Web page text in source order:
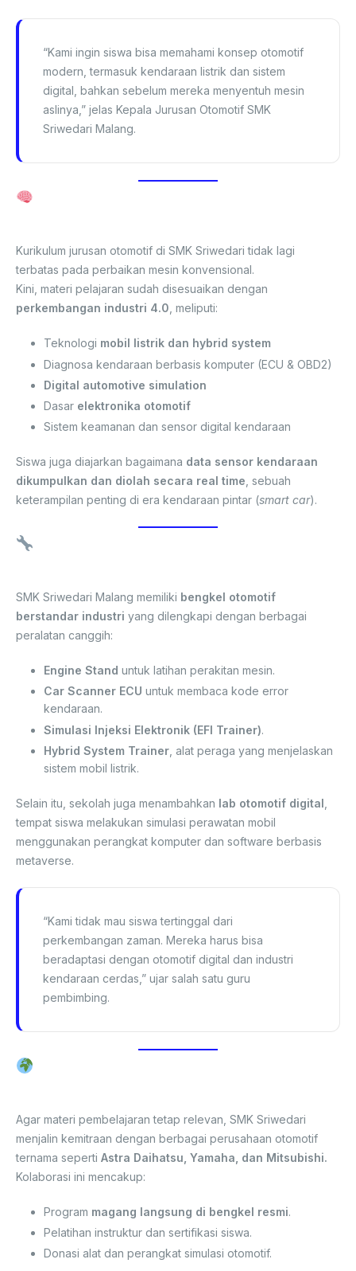
“Kami ingin siswa bisa memahami konsep otomotif
modern, termasuk kendaraan listrik dan sistem
digital, bahkan sebelum mereka menyentuh mesin
aslinya,” jelas Kepala Jurusan Otomotif SMK
Sriwedari Malang.
Kurikulum jurusan otomotif di SMK Sriwedari tidak lagi
terbatas pada perbaikan mesin konvensional.
Kini, materi pelajaran sudah disesuaikan dengan
perkembangan industri 4.0, meliputi:
Teknologi mobil listrik dan hybrid system
Diagnosa kendaraan berbasis komputer (ECU & OBD2)
Digital automotive simulation
Dasar elektronika otomotif
Sistem keamanan dan sensor digital kendaraan
Siswa juga diajarkan bagaimana data sensor kendaraan
dikumpulkan dan diolah secara real time , sebuah
keterampilan penting di era kendaraan pintar (smart car).
SMK Sriwedari Malang memiliki bengkel otomotif
berstandar industri yang dilengkapi dengan berbagai
peralatan canggih:
Engine Stand untuk latihan perakitan mesin.
Car Scanner ECU untuk membaca kode error
kendaraan.
Simulasi Injeksi Elektronik (EFI Trainer).
Hybrid System Trainer , alat peraga yang menjelaskan
sistem mobil listrik.
Selain itu, sekolah juga menambahkan lab otomotif digital
tempat siswa melakukan simulasi perawatan mobil
menggunakan perangkat komputer dan software berbasis
metaverse.
“Kami tidak mau siswa tertinggal dari
perkembangan zaman. Mereka harus bisa
beradaptasi dengan otomotif digital dan industri
kendaraan cerdas,” ujar salah satu guru
pembimbing.
Agar materi pembelajaran tetap relevan, SMK Sriwedari
menjalin kemitraan dengan berbagai perusahaan otomotif
ternama seperti Astra Daihatsu, Yamaha, dan Mitsubishi.
Kolaborasi ini mencakup:
Program magang langsung di bengkel resmi.
Pelatihan instruktur dan sertifikasi siswa.
Donasi alat dan perangkat simulasi otomotif.